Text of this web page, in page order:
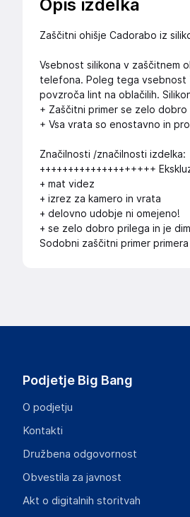
Opis izdelka
Zaščitni ohišje Cadorabo iz
Vsebnost silikona v zaščitnem
telefona. Poleg tega vsebnost
povzroča lint na oblačilih.
+ Zaščitni primer se zelo
+ Vsa vrata so enostavno in
Značilnosti /značilnosti izdelka:
++++++++++++++++++++
+ mat videz
+ izrez za kamero in vrata
+ delovno udobje ni omejeno!
+ se zelo dobro prilega in je
Sodobni zaščitni primer
Podjetje Big Bang
O podjetju
Kontakti
Družbena odgovornost
Obvestila za javnost
Akt o digitalnih storitvah